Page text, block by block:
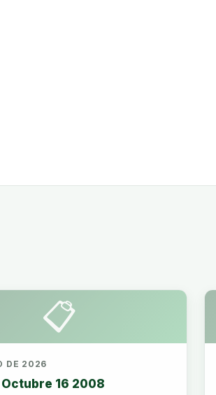
📋
DE 2026
16 2008